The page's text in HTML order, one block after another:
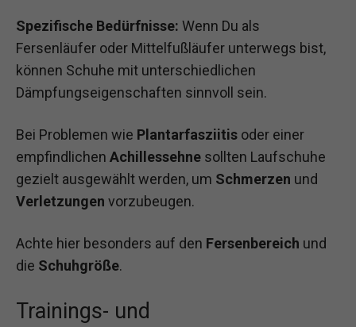
Spezifische Bedürfnisse: Wenn Du als
Fersenläufer oder Mittelfußläufer unterwegs bist,
können Schuhe mit unterschiedlichen
Dämpfungseigenschaften sinnvoll sein.
Bei Problemen wie Plantarfasziitis oder einer
empfindlichen Achillessehne sollten Laufschuhe
gezielt ausgewählt werden, um Schmerzen und
Verletzungen vorzubeugen.
Achte hier besonders auf den Fersenbereich und
die Schuhgröße.
Trainings- und